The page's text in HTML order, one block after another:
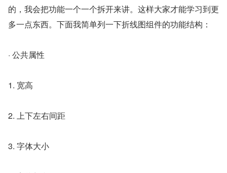
的，我会把功能一个一个拆开来讲。这样大家才能学习到更
多一点东西。下面我简单列一下折线图组件的功能结构：
· 公共属性
1. 宽高
2. 上下左右间距
3. 字体大小